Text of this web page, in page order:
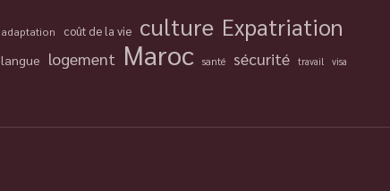
adaptation coût de la vie culture Expatriation
langue logement Maroc santé sécurité travail visa